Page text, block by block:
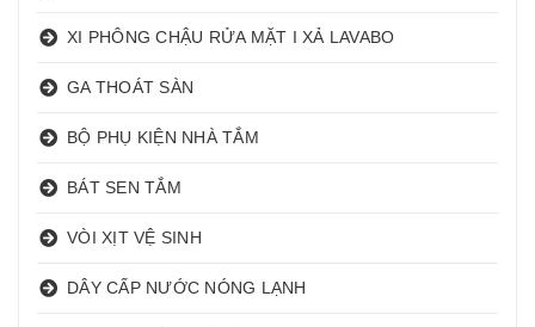
XI PHÔNG CHẬU RỬA MẶT I XẢ LAVABO
GA THOÁT SÀN
BỘ PHỤ KIỆN NHÀ TẮM
BÁT SEN TẮM
VÒI XỊT VỆ SINH
DÂY CẤP NƯỚC NÓNG LẠNH